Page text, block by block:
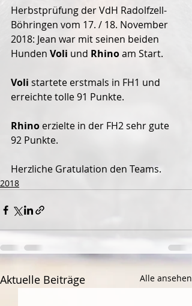
Herbstprüfung der VdH Radolfzell-
Böhringen vom 17. / 18. November
2018: Jean war mit seinen beiden
Hunden Voli und Rhino am Start.
Voli startete erstmals in FH1 und
erreichte tolle 91 Punkte.
Rhino erzielte in der FH2 sehr gute
92 Punkte.
Herzliche Gratulation den Teams.
2018
Aktuelle Beiträge Alle ansehen